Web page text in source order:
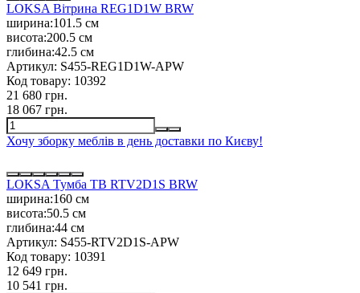
LOKSA Вітрина REG1D1W BRW
ширина:101.5 см
висота:200.5 см
глибина:42.5 см
Артикул: S455-REG1D1W-APW
Код товару: 10392
21 680 грн.
18 067 грн.
Хочу зборку меблів в день доставки по Києву!
LOKSA Тумба ТВ RTV2D1S BRW
ширина:160 см
висота:50.5 см
глибина:44 см
Артикул: S455-RTV2D1S-APW
Код товару: 10391
12 649 грн.
10 541 грн.